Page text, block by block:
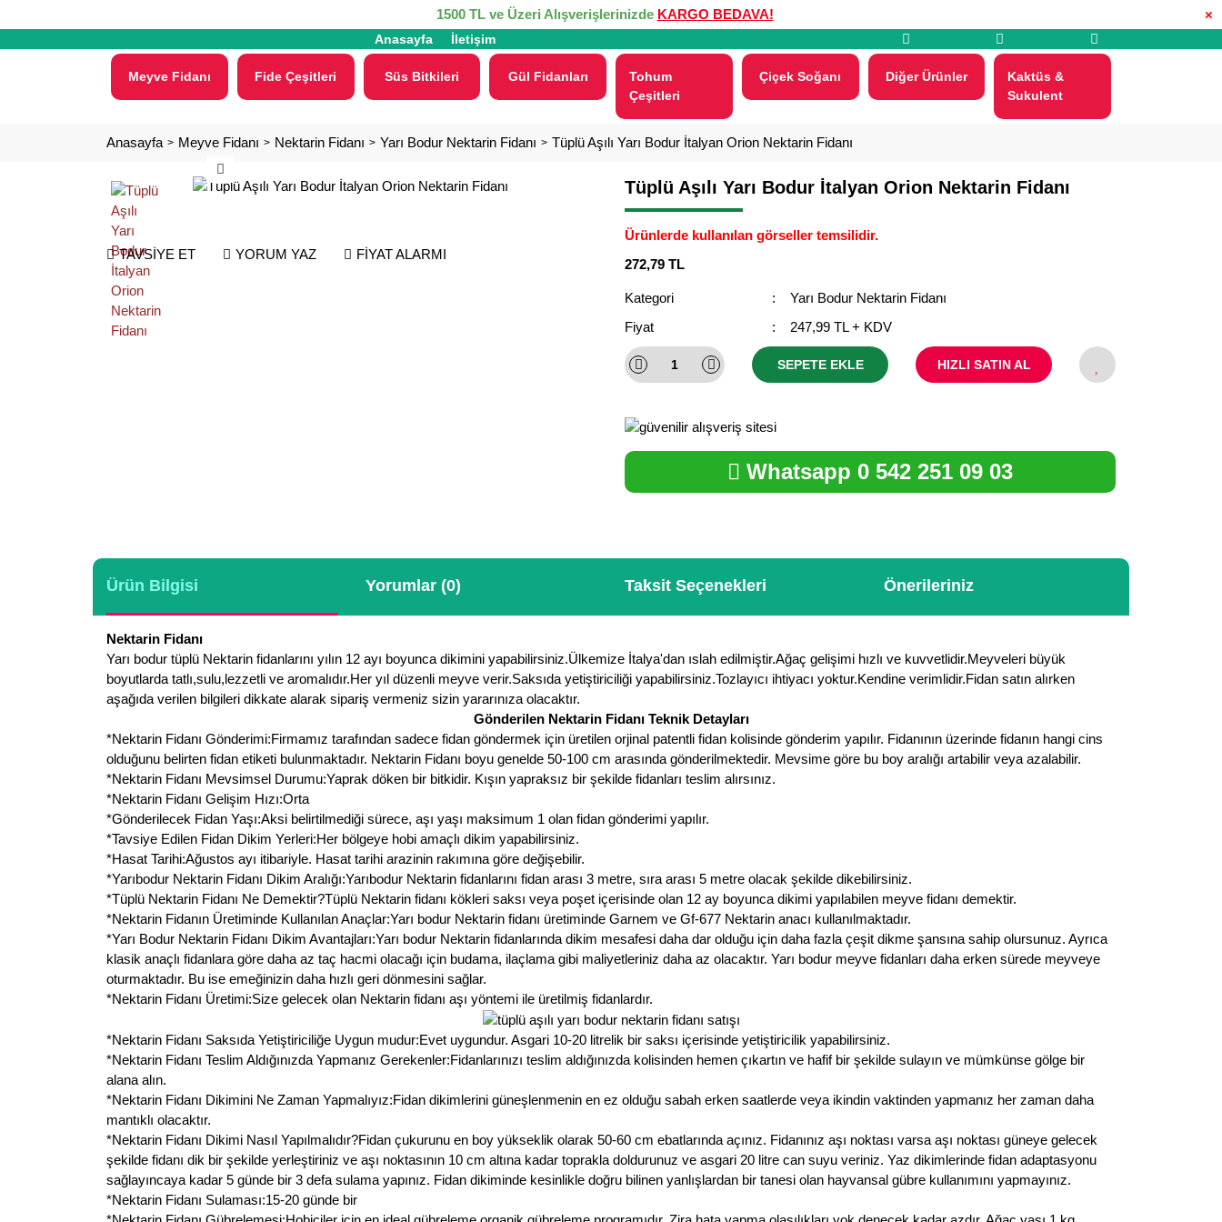
×
1500 TL ve Üzeri Alışverişlerinizde KARGO BEDAVA!
Anasayfa İletişim
Meyve Fidanı Fide Çeşitleri Süs Bitkileri Gül Fidanları
Tohum
Çeşitleri
Çiçek Soğanı Diğer Ürünler
Kaktüs &
Sukulent
Anasayfa Meyve Fidanı Nektarin Fidanı Yarı Bodur Nektarin Fidanı Tüplü Aşılı Yarı Bodur İtalyan Orion Nektarin Fidanı
TAVSİYE ET YORUM YAZ FİYAT ALARMI
Tüplü Aşılı Yarı Bodur İtalyan Orion Nektarin Fidanı
Ürünlerde kullanılan görseller temsilidir.
272,79 TL
Kategori
Yarı Bodur Nektarin Fidanı
Fiyat
247,99 TL + KDV
SEPETE EKLE HIZLI SATIN AL
Whatsapp 0 542 251 09 03
Ürün Bilgisi Yorumlar (0) Taksit Seçenekleri Önerileriniz
Nektarin Fidanı
Yarı bodur tüplü Nektarin fidanlarını yılın 12 ayı boyunca dikimini yapabilirsiniz.Ülkemize İtalya'dan ıslah edilmiştir.Ağaç gelişimi hızlı ve kuvvetlidir.Meyveleri büyük
boyutlarda tatlı,sulu,lezzetli ve aromalıdır.Her yıl düzenli meyve verir.Saksıda yetiştiriciliği yapabilirsiniz.Tozlayıcı ihtiyacı yoktur.Kendine verimlidir.Fidan satın alırken
aşağıda verilen bilgileri dikkate alarak sipariş vermeniz sizin yararınıza olacaktır.
Gönderilen Nektarin Fidanı Teknik Detayları
*Nektarin Fidanı Gönderimi:Firmamız tarafından sadece fidan göndermek için üretilen orjinal patentli fidan kolisinde gönderim yapılır. Fidanının üzerinde fidanın hangi cins
olduğunu belirten fidan etiketi bulunmaktadır. Nektarin Fidanı boyu genelde 50-100 cm arasında gönderilmektedir. Mevsime göre bu boy aralığı artabilir veya azalabilir.
*Nektarin Fidanı Mevsimsel Durumu:Yaprak döken bir bitkidir. Kışın yapraksız bir şekilde fidanları teslim alırsınız.
*Nektarin Fidanı Gelişim Hızı:Orta
*Gönderilecek Fidan Yaşı:Aksi belirtilmediği sürece, aşı yaşı maksimum 1 olan fidan gönderimi yapılır.
*Tavsiye Edilen Fidan Dikim Yerleri:Her bölgeye hobi amaçlı dikim yapabilirsiniz.
*Hasat Tarihi:Ağustos ayı itibariyle. Hasat tarihi arazinin rakımına göre değişebilir.
*Yarıbodur Nektarin Fidanı Dikim Aralığı:Yarıbodur Nektarin fidanlarını fidan arası 3 metre, sıra arası 5 metre olacak şekilde dikebilirsiniz.
*Tüplü Nektarin Fidanı Ne Demektir?Tüplü Nektarin fidanı kökleri saksı veya poşet içerisinde olan 12 ay boyunca dikimi yapılabilen meyve fidanı demektir.
*Nektarin Fidanın Üretiminde Kullanılan Anaçlar:Yarı bodur Nektarin fidanı üretiminde Garnem ve Gf-677 Nektarin anacı kullanılmaktadır.
*Yarı Bodur Nektarin Fidanı Dikim Avantajları:Yarı bodur Nektarin fidanlarında dikim mesafesi daha dar olduğu için daha fazla çeşit dikme şansına sahip olursunuz. Ayrıca
klasik anaçlı fidanlara göre daha az taç hacmi olacağı için budama, ilaçlama gibi maliyetleriniz daha az olacaktır. Yarı bodur meyve fidanları daha erken sürede meyveye
oturmaktadır. Bu ise emeğinizin daha hızlı geri dönmesini sağlar.
*Nektarin Fidanı Üretimi:Size gelecek olan Nektarin fidanı aşı yöntemi ile üretilmiş fidanlardır.
*Nektarin Fidanı Saksıda Yetiştiriciliğe Uygun mudur:Evet uygundur. Asgari 10-20 litrelik bir saksı içerisinde yetiştiricilik yapabilirsiniz.
*Nektarin Fidanı Teslim Aldığınızda Yapmanız Gerekenler:Fidanlarınızı teslim aldığınızda kolisinden hemen çıkartın ve hafif bir şekilde sulayın ve mümkünse gölge bir
alana alın.
*Nektarin Fidanı Dikimini Ne Zaman Yapmalıyız:Fidan dikimlerini güneşlenmenin en ez olduğu sabah erken saatlerde veya ikindin vaktinden yapmanız her zaman daha
mantıklı olacaktır.
*Nektarin Fidanı Dikimi Nasıl Yapılmalıdır?Fidan çukurunu en boy yükseklik olarak 50-60 cm ebatlarında açınız. Fidanınız aşı noktası varsa aşı noktası güneye gelecek
şekilde fidanı dik bir şekilde yerleştiriniz ve aşı noktasının 10 cm altına kadar toprakla doldurunuz ve asgari 20 litre can suyu veriniz. Yaz dikimlerinde fidan adaptasyonu
sağlayıncaya kadar 5 günde bir 3 defa sulama yapınız. Fidan dikiminde kesinlikle doğru bilinen yanlışlardan bir tanesi olan hayvansal gübre kullanımını yapmayınız.
*Nektarin Fidanı Sulaması:15-20 günde bir